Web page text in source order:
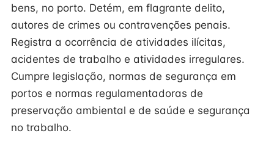
bens, no porto. Detém, em flagrante delito,
autores de crimes ou contravenções penais.
Registra a ocorrência de atividades ilícitas,
acidentes de trabalho e atividades irregulares.
Cumpre legislação, normas de segurança em
portos e normas regulamentadoras de
preservação ambiental e de saúde e segurança
no trabalho.